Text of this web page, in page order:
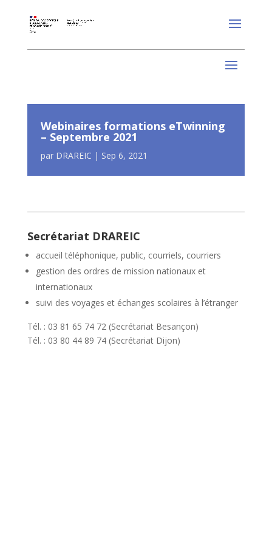
Webinaires formations eTwinning
– Septembre 2021
par DRAREIC | Sep 6, 2021
Secrétariat DRAREIC
accueil téléphonique, public, courriels, courriers
gestion des ordres de mission nationaux et
internationaux
suivi des voyages et échanges scolaires à l’étranger
Tél. : 03 81 65 74 72 (Secrétariat Besançon)
Tél. : 03 80 44 89 74 (Secrétariat Dijon)